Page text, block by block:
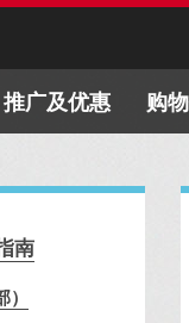
推广及优惠 购
南